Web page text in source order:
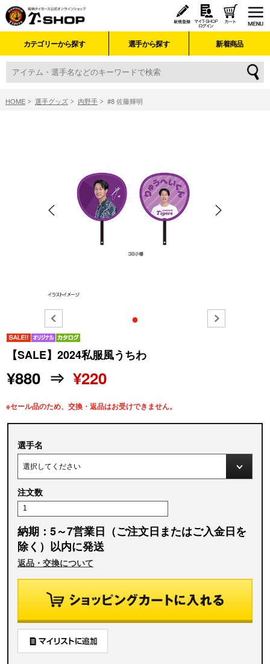
カテゴリーから探す 選手から探す 新着商品
HOME 選手グッズ 内野手 #8 佐藤輝明
●
【SALE】2024私服風うちわ
¥880 ⇒¥220
※セール品のため、交換・返品はお受けできません。
選手名
注文数
納期：5～7営業日（ご注文日またはご入金日を
除く）以内に発送
返品・交換について